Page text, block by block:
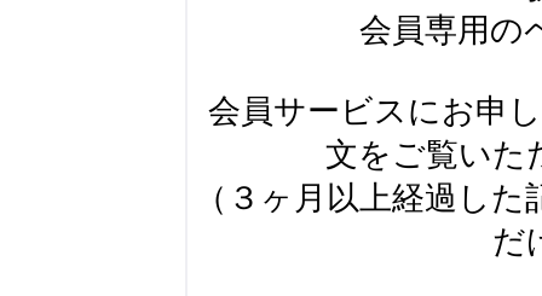
会員専用の
会員サービスにお申
文をご覧いた
（３ヶ月以上経過し
だ